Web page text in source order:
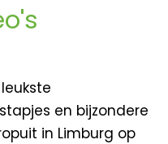
en bijzondere
in Limburg op